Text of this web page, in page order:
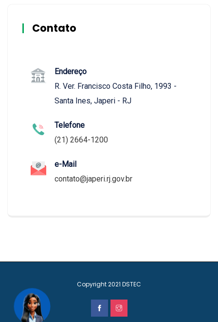
Contato
Endereço
R. Ver. Francisco Costa Filho, 1993 -
Santa Ines, Japeri - RJ
Telefone
(21) 2664-1200
e-Mail
contato@japeri.rj.gov.br
Copyright 2021 DSTEC